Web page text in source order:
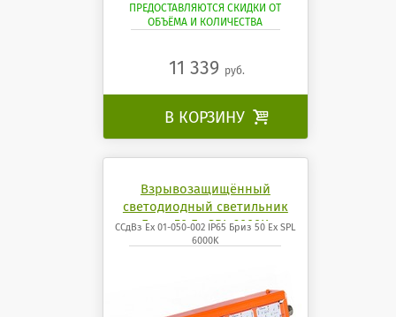
ПРЕДОСТАВЛЯЮТСЯ СКИДКИ ОТ
ОБЪЁМА И КОЛИЧЕСТВА
11 339 руб.
В КОРЗИНУ 
Взрывозащищённый
светодиодный светильник
Бриз 50 Ех SPL 6000K
ССдВз Ех 01-050-002 IP65 Бриз 50 Ех SPL
6000K